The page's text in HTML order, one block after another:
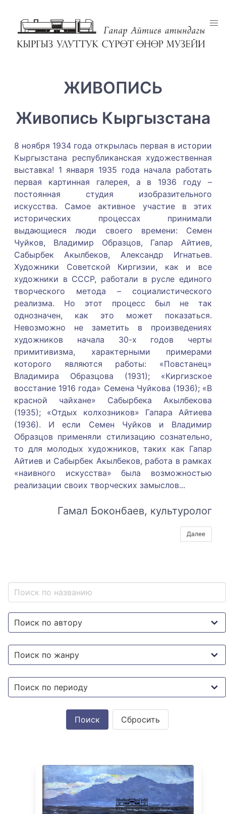
ЖИВОПИСЬ
Живопись Кыргызстана
8 ноября 1934 года открылась первая в истории
Кыргызстана республиканская художественная
выставка! 1 января 1935 года начала работать
первая картинная галерея, а в 1936 году –
постоянная студия изобразительного
искусства. Самое активное участие в этих
исторических процессах принимали
выдающиеся люди своего времени: Семен
Чуйков, Владимир Образцов, Гапар Айтиев,
Сабырбек Акылбеков, Александр Игнатьев.
Художники Советской Киргизии, как и все
художники в СССР, работали в русле единого
творческого метода – социалистического
реализма. Но этот процесс был не так
однозначен, как это может показаться.
Невозможно не заметить в произведениях
художников начала 30-х годов черты
примитивизма, характерными примерами
которого являются работы: «Повстанец»
Владимира Образцова (1931); «Киргизское
восстание 1916 года» Семена Чуйкова (1936); «В
красной чайхане» Сабырбека Акылбекова
(1935); «Отдых колхозников» Гапара Айтиева
(1936). И если Семен Чуйков и Владимир
Образцов применяли стилизацию сознательно,
то для молодых художников, таких как Гапар
Айтиев и Сабырбек Акылбеков, работа в рамках
«наивного искусства» была возможностью
реализации своих творческих замыслов...
Гамал Боконбаев, культуролог
Далее
Сбросить